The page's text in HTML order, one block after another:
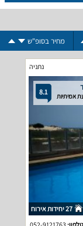
מחיר בסופ"ש
נתניה
8.1
27 יחידות אירוח